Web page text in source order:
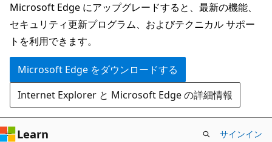
ン
テ
ン
ツ
に
ス
キ
ッ
Microsoft Edge にアップグレードすると、最新の機能、
セキュリティ更新プログラム、およびテクニカル サポー
トを利用できます。
Microsoft Edge をダウンロードする
Internet Explorer と Microsoft Edge の詳細情報
Learn サインイン